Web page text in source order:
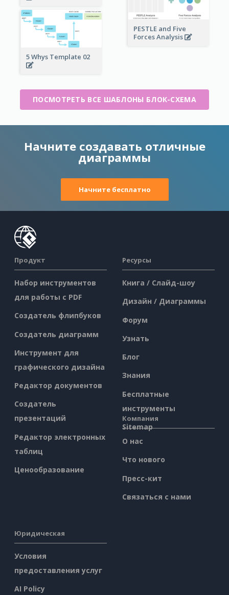
PESTLE and Five
Forces Analysis
5 Whys Template 02
ПОСМОТРЕТЬ ВСЕ ШАБЛОНЫ БЛОК-СХЕМА
Начните создавать отличные
диаграммы
Начните бесплатно
Продукт
Набор инструментов
для работы с PDF
Создатель флипбуков
Создатель диаграмм
Инструмент для
графического дизайна
Редактор документов
Создатель
презентаций
Редактор электронных
таблиц
Ценообразование
Ресурсы
Книга / Слайд-шоу
Дизайн / Диаграммы
Форум
Узнать
Блог
Знания
Бесплатные
инструменты
Sitemap
Компания
О нас
Что нового
Пресс-кит
Связаться с нами
Юридическая
Условия
предоставления услуг
AI Policy